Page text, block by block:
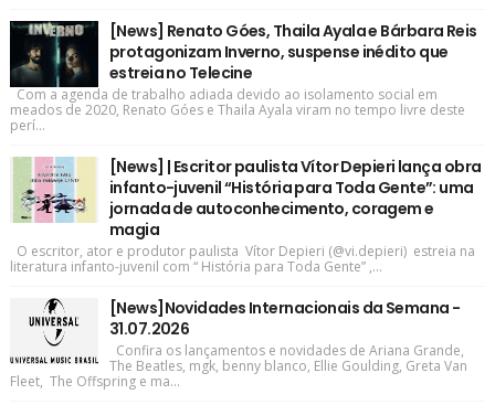
[News] Renato Góes, Thaila Ayala e Bárbara Reis
protagonizam Inverno, suspense inédito que
estreia no Telecine
Com a agenda de trabalho adiada devido ao isolamento social em
meados de 2020, Renato Góes e Thaila Ayala viram no tempo livre deste
perí...
[News] | Escritor paulista Vítor Depieri lança obra
infanto-juvenil “História para Toda Gente”: uma
jornada de autoconhecimento, coragem e
magia
O escritor, ator e produtor paulista Vítor Depieri (@vi.depieri) estreia na
literatura infanto-juvenil com “ História para Toda Gente” ,...
[News]Novidades Internacionais da Semana -
31.07.2026
Confira os lançamentos e novidades de Ariana Grande,
The Beatles, mgk, benny blanco, Ellie Goulding, Greta Van
Fleet, The Offspring e ma...